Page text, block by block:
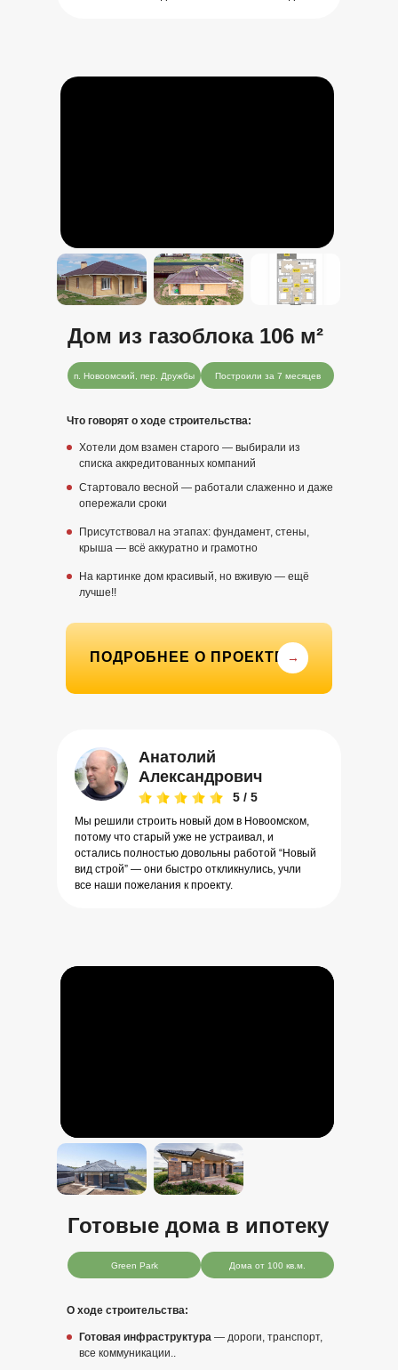
Дом из газоблока 106 м²
Хотели дом взамен старого — выбирали из
списка аккредитованных компаний
Что говорят о ходе строительства:
Анатолий
Александрович
5 / 5
Мы решили строить новый дом в Новоомском,
потому что старый уже не устраивал, и
остались полностью довольны работой “Новый
вид строй” — они быстро откликнулись, учли
все наши пожелания к проекту.
п. Новоомский, пер. Дружбы
Стартовало весной — работали слаженно и даже
опережали сроки
ПОДРОБНЕЕ О ПРОЕКТЕ →
Построили за 7 месяцев
Присутствовал на этапах: фундамент, стены,
крыша — всё аккуратно и грамотно
На картинке дом красивый, но вживую — ещё
лучше!!
Готовые дома в ипотеку
Готовая инфраструктура — дороги, транспорт,
все коммуникации..
О ходе строительства:
Green Park Дома от 100 кв.м.